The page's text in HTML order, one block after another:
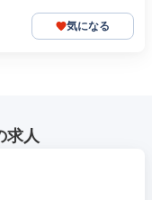
気になる
求人